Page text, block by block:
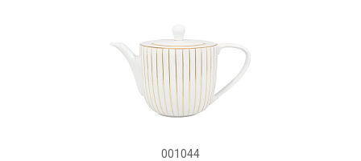
001044